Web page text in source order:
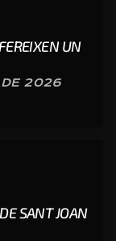
UN
DE 2026
SANT JOAN